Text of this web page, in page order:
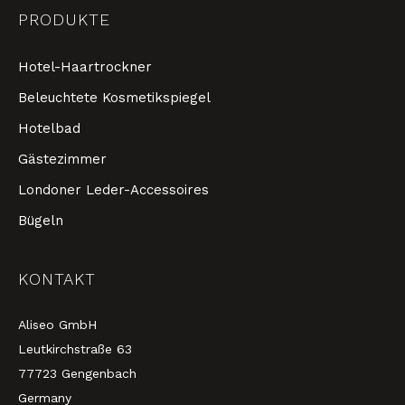
PRODUKTE
Hotel-Haartrockner
Beleuchtete Kosmetikspiegel
Hotelbad
Gästezimmer
Londoner Leder-Accessoires
Bügeln
KONTAKT
Aliseo GmbH
Leutkirchstraße 63
77723 Gengenbach
Germany